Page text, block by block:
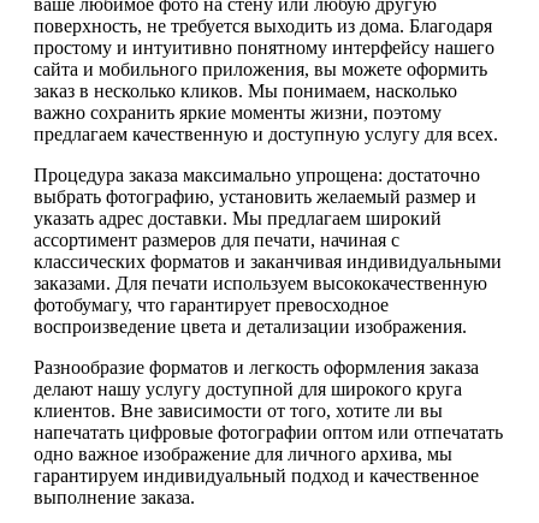
ваше любимое фото на стену или любую другую
поверхность, не требуется выходить из дома. Благодаря
простому и интуитивно понятному интерфейсу нашего
сайта и мобильного приложения, вы можете оформить
заказ в несколько кликов. Мы понимаем, насколько
важно сохранить яркие моменты жизни, поэтому
предлагаем качественную и доступную услугу для всех.
Процедура заказа максимально упрощена: достаточно
выбрать фотографию, установить желаемый размер и
указать адрес доставки. Мы предлагаем широкий
ассортимент размеров для печати, начиная с
классических форматов и заканчивая индивидуальными
заказами. Для печати используем высококачественную
фотобумагу, что гарантирует превосходное
воспроизведение цвета и детализации изображения.
Разнообразие форматов и легкость оформления заказа
делают нашу услугу доступной для широкого круга
клиентов. Вне зависимости от того, хотите ли вы
напечатать цифровые фотографии оптом или отпечатать
одно важное изображение для личного архива, мы
гарантируем индивидуальный подход и качественное
выполнение заказа.